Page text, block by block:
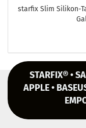
star­fix Slim Silikon-​
STARFIX® •
APPLE •